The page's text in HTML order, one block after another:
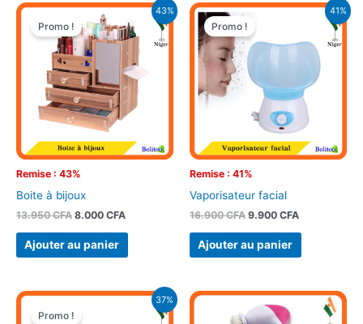
43%
Remise : 43%
Promo !
Boite à bijoux
13.950CFA
Le
prix
initial
était :
13.950 CFA.
8.000 CFA
Le
prix
actuel
est :
8.000 CFA.
Ajouter au panier
41%
Remise : 41%
Promo !
Vaporisateur facial
16.900CFA
Le
prix
initial
était :
16.900 CFA.
9.900 CFA
Le
est :
9.900 CFA.
Ajouter au panier
37%
Promo !
Le
prix
Le